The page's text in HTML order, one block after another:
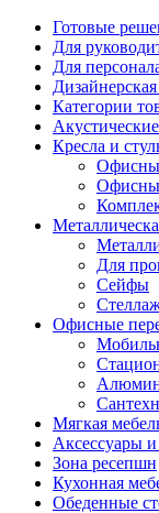
Готовые
Для
Для
Категории
Кресла и
Для
Сейфы
Офисные
Мягкая
Аксессуары
Зона ресепшн
Кухонная
Обеденные